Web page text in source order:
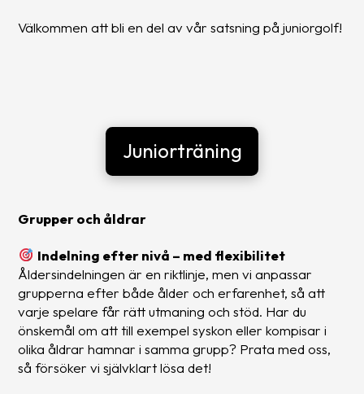
Välkommen att bli en del av vår satsning på juniorgolf!
Juniorträning
Grupper och åldrar
Indelning efter nivå – med flexibilitet
Åldersindelningen är en riktlinje, men vi anpassar
grupperna efter både ålder och erfarenhet, så att
varje spelare får rätt utmaning och stöd. Har du
önskemål om att till exempel syskon eller kompisar i
olika åldrar hamnar i samma grupp? Prata med oss,
så försöker vi självklart lösa det!